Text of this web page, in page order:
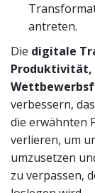
antreten.
Die digitale
Produktivität,
verbessern,
die erwähnten
verlieren, um
umzusetzen
zu verpassen,